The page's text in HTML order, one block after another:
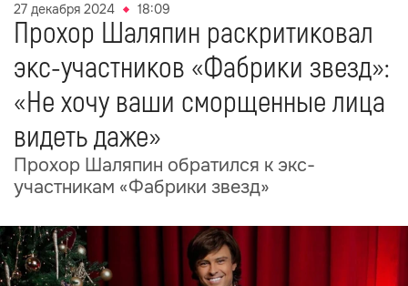
27 декабря 2024 18:09
Прохор Шаляпин раскритиковал
экс-участников «Фабрики звезд»:
«Не хочу ваши сморщенные лица
видеть даже»
Прохор Шаляпин обратился к экс-
участникам «Фабрики звезд»